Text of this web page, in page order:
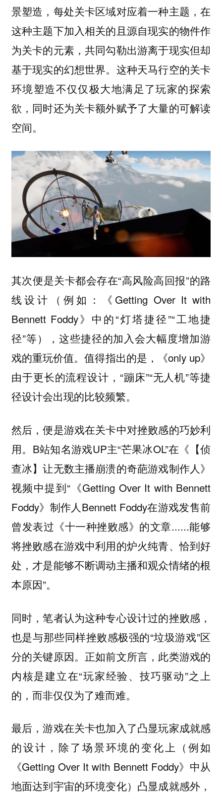
景塑造，每处关卡区域对应着一种主题，在
这种主题下加入相关的且源自现实的物件作
为关卡的元素，共同勾勒出游离于现实但却
基于现实的幻想世界。这种天马行空的关卡
环境塑造不仅仅极大地满足了玩家的探索
欲，同时还为关卡额外赋予了大量的可解读
空间。
其次便是关卡都会存在“高风险高回报”的路
线设计（例如：《Getting Over It with
Bennett Foddy》中的“灯塔捷径”“工地捷
径”等），这些捷径的加入会大幅度增加游
戏的重玩价值。值得指出的是，《only up》
由于更长的流程设计，“蹦床”“无人机”等捷
径设计会出现的比较频繁。
然后，便是游戏在关卡中对挫败感的巧妙利
用。B站知名游戏UP主“芒果冰OL”在《【侦
查冰】让无数主播崩溃的奇葩游戏制作人》
视频中提到“《Getting Over It with Bennett
Foddy》制作人Bennett Foddy在游戏发售前
曾发表过《十一种挫败感》的文章......能够
将挫败感在游戏中利用的炉火纯青、恰到好
处，才是能够不断调动主播和观众情绪的根
本原因”。
同时，笔者认为这种专心设计过的挫败感，
也是与那些同样挫败感极强的“垃圾游戏”区
分的关键原因。正如前文所言，此类游戏的
内核是建立在“玩家经验、技巧驱动”之上
的，而非仅仅为了难而难。
最后，游戏在关卡也加入了凸显玩家成就感
的设计，除了场景环境的变化上（例如
《Getting Over It with Bennett Foddy》中从
地面达到宇宙的环境变化）凸显成就感外，